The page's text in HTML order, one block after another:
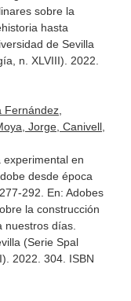
sobre la
hasta
de Sevilla
n. XLVIII). 2022.
Jorge, Canivell,
en
desde época
292. En: Adobes
la construcción
nuestros días.
(Serie Spal
2022. 304. ISBN